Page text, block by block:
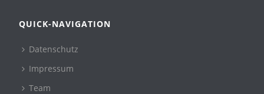
QUICK-NAVIGATION
Datenschutz
Impressum
Team